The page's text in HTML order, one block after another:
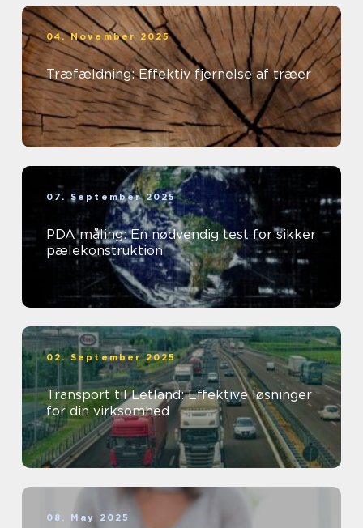
04. November 2025
Træfældning: Effektiv fjernelse af træer
07. September 2025
PDA måling: En nødvendig test for sikker
pælekonstruktion
02. September 2025
Transport til Letland: Effektive løsninger
for din virksomhed
08. May 2025